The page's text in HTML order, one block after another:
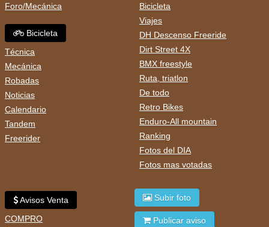
Foro/Mecánica
Bicicleta
Técnica
Mecánica
Robadas
Noticias
Calendario
Tandem
Freerider
Bicicleta
Viajes
DH Descenso Freeride
Dirt Street 4X
BMX freestyle
Ruta, triatlon
De todo
Retro Bikes
Enduro-All mountain
Ranking
Fotos del DIA
Fotos mas votadas
Avisos Venta
COMPRO
Subir foto
Publicar aviso